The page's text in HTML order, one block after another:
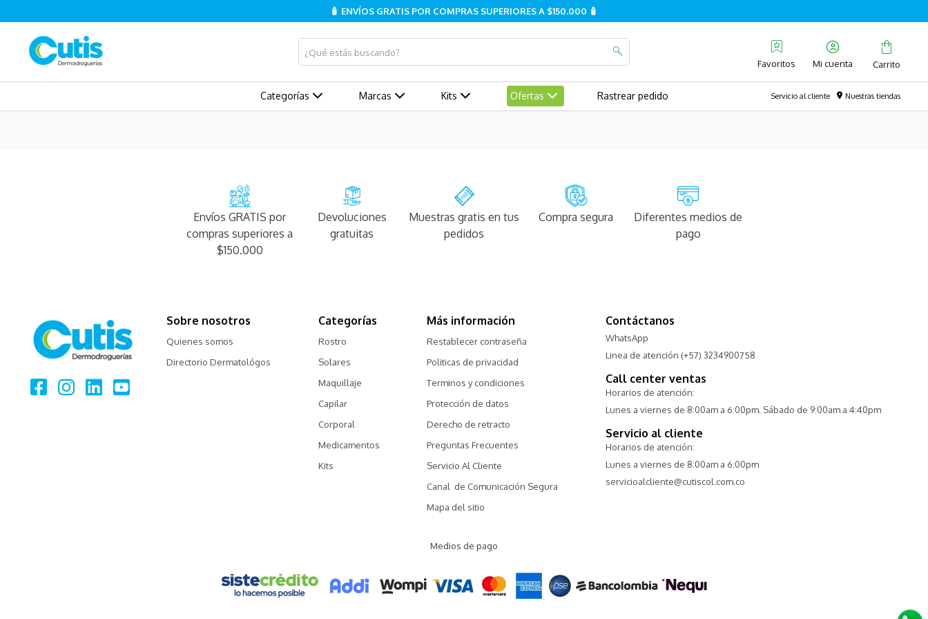
🧴 ENVÍOS GRATIS POR COMPRAS SUPERIORES A $150.000 🧴
¿Qué estás buscando?
Favoritos
Categorías Marcas Kits Ofertas Rastrear pedido Servicio al cliente Nuestras tiendas
Envíos GRATIS por
compras superiores a
$150.000
Devoluciones
gratuitas
Muestras gratis en tus
pedidos
Compra segura
Diferentes medios de
pago
Sobre nosotros
Quienes somos
Directorio Dermatológos
Categorías
Rostro
Solares
Maquillaje
Capilar
Corporal
Medicamentos
Kits
Más información
Restablecer contraseña
Politicas de privacidad
Terminos y condiciones
Protección de datos
Derecho de retracto
Preguntas Frecuentes
Servicio Al Cliente
Canal  de Comunicación Segura
Mapa del sitio
Contáctanos
WhatsApp
Linea de atención (+57) 3234900758
Call center ventas
Horarios de atención:
Lunes a viernes de 8:00am a 6:00pm. Sábado de 9:00am a 4:40pm
Servicio al cliente
Horarios de atención:
Lunes a viernes de 8:00am a 6:00pm
servicioalcliente@cutiscol.com.co
Medios de pago
MÁS BUSCADOS
roche posay